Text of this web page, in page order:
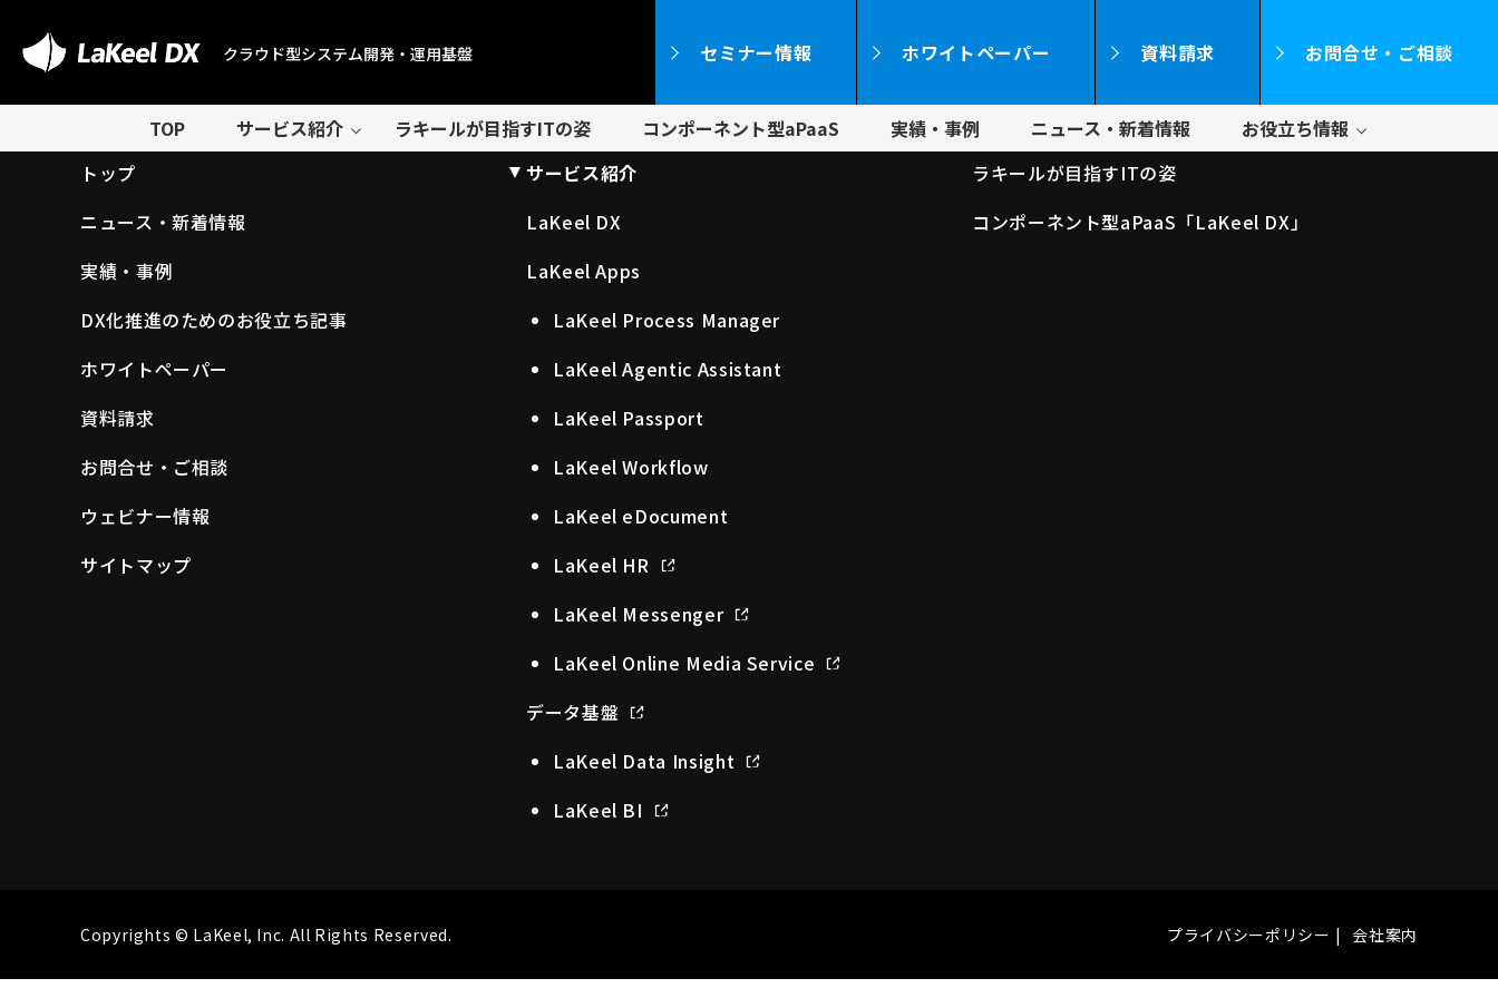
クラウド型システム開発・運用基盤 セミナー情報 ホワイトペーパー 資料請求 お問合せ・ご相談
TOP サービス紹介 ラキールが目指すITの姿 コンポーネント型aPaaS 実績・事例 ニュース・新着情報
お役立ち情報
トップ
ニュース・新着情報
実績・事例
DX化推進のためのお役立ち記事
ホワイトペーパー
資料請求
お問合せ・ご相談
ウェビナー情報
サイトマップ
サービス紹介
LaKeel DX
LaKeel Apps
LaKeel Process Manager
LaKeel Agentic Assistant
LaKeel Passport
LaKeel Workflow
LaKeel eDocument
LaKeel HR
LaKeel Messenger
LaKeel Online Media Service
データ基盤
LaKeel Data Insight
LaKeel BI
ラキールが目指すITの姿
コンポーネント型aPaaS「LaKeel DX」
Copyrights © LaKeel, Inc. All Rights Reserved. プライバシーポリシー 会社案内